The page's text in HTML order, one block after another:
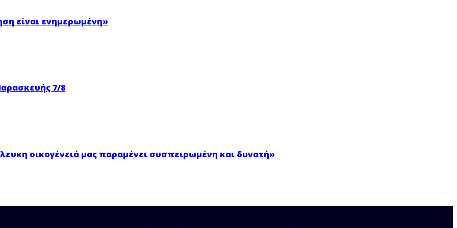
είναι ενημερωμένη»
7/8
οικογένειά μας παραμένει συσπειρωμένη και δυνατή»